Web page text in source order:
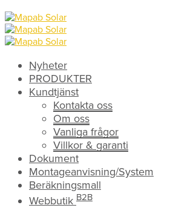
Nyheter
PRODUKTER
Kundtjänst
Kontakta oss
Om oss
Vanliga frågor
Villkor & garanti
Dokument
Montageanvisning/System
Beräkningsmall
Webbutik B2B